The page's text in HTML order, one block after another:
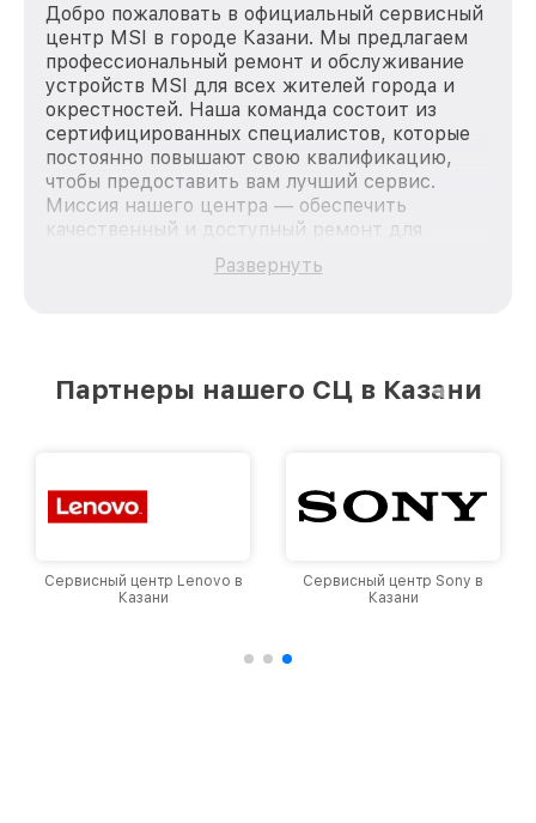
Добро пожаловать в официальный сервисный
центр MSI в городе Казани. Мы предлагаем
профессиональный ремонт и обслуживание
устройств MSI для всех жителей города и
окрестностей. Наша команда состоит из
сертифицированных специалистов, которые
постоянно повышают свою квалификацию,
чтобы предоставить вам лучший сервис.
Миссия нашего центра — обеспечить
качественный и доступный ремонт для
каждого пользователя продукции MSI, вне
зависимости от сложности поломки. Мы
Казани, постоянно повышая уровень доверия
Развернуть
Партнеры нашего СЦ в Казани
Сервисный центр Lenovo в
Казани
Сервисный центр Sony в
Казани